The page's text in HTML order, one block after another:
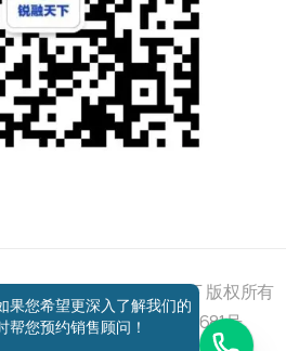
right reserved 锐融天下 版权所有
京公网安备11010802027681号
添加好友
电话咨询
果您希望更深入了解我们的
帮您预约销售顾问！